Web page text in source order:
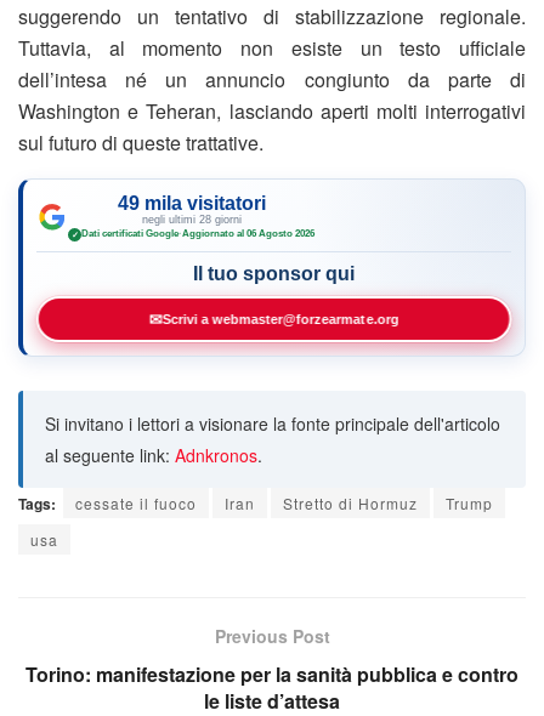
suggerendo un tentativo di stabilizzazione regionale.
Tuttavia, al momento non esiste un testo ufficiale
dell’intesa né un annuncio congiunto da parte di
Washington e Teheran, lasciando aperti molti interrogativi
sul futuro di queste trattative.
49 mila visitatori
negli ultimi 28 giorni
✓ Dati certificati Google·Aggiornato al 06 Agosto 2026
Il tuo sponsor qui
✉Scrivi a webmaster@forzearmate.org
Si invitano i lettori a visionare la fonte principale dell'articolo
al seguente link: Adnkronos.
Tags: cessate il fuoco Iran Stretto di Hormuz
Trump
usa
Previous Post
Torino: manifestazione per la sanità pubblica e contro
le liste d’attesa